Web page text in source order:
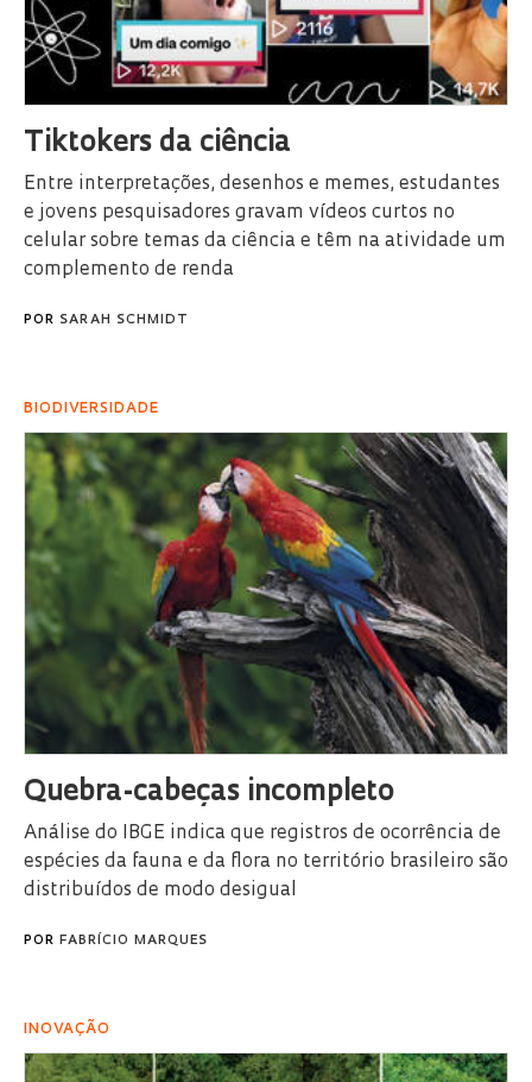
Tiktokers da ciência
Entre interpretações, desenhos e memes, estudantes
e jovens pesquisadores gravam vídeos curtos no
celular sobre temas da ciência e têm na atividade um
complemento de renda
POR SARAH SCHMIDT
BIODIVERSIDADE
Quebra-cabeças incompleto
Análise do IBGE indica que registros de ocorrência de
espécies da fauna e da flora no território brasileiro são
distribuídos de modo desigual
POR FABRÍCIO MARQUES
INOVAÇÃO